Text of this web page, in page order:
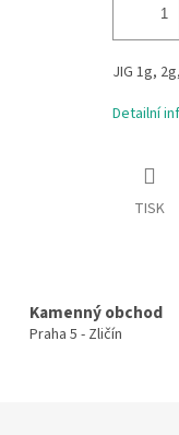
JIG 1g,
Detailní
TISK
Kamenný obchod
Praha 5 - Zličín